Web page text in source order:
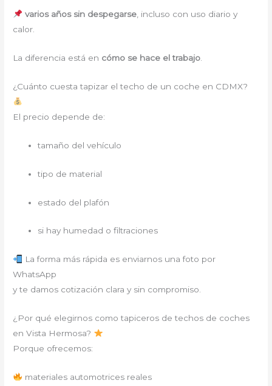
varios años sin despegarse, incluso con uso diario y
calor.
La diferencia está en cómo se hace el trabajo
¿Cuánto cuesta tapizar el techo de un coche en CDMX?
El precio depende de:
tamaño del vehículo
tipo de material
estado del plafón
si hay humedad o filtraciones
La forma más rápida es enviarnos una foto por
WhatsApp
y te damos cotización clara y sin compromiso.
¿Por qué elegirnos como tapiceros de techos de coches
en Vista Hermosa?
Porque ofrecemos:
materiales automotrices reales